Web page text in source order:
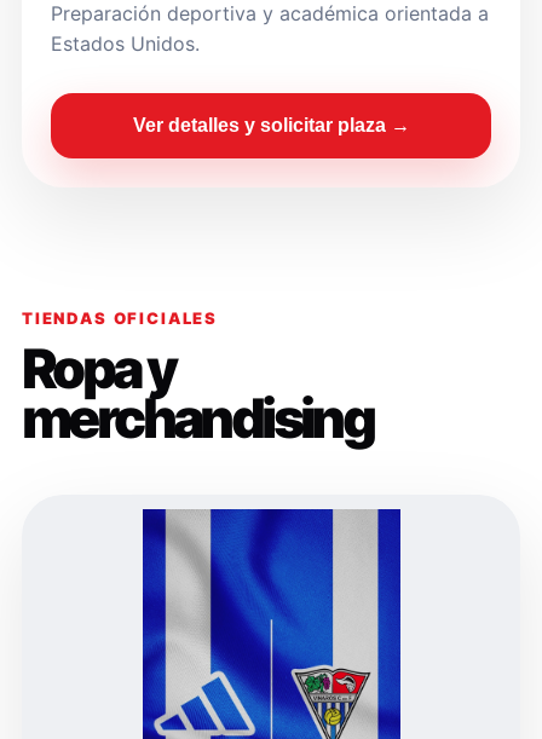
Preparación deportiva y académica orientada a
Estados Unidos.
Ver detalles y solicitar plaza →
TIENDAS OFICIALES
Ropa y
merchandising